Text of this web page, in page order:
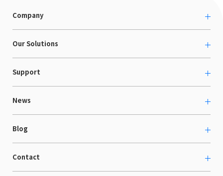
Company
About us
カルチャー
採用情報
Our Solutions
越境ECコンサルティング
Shopee支援
LaunchCart
海外向けホームページ制作
Support
お役立ち資料
セミナー情報
News
プレスリリース
イベント
ニュース
Blog
ECブログ
開発ブログ
Contact